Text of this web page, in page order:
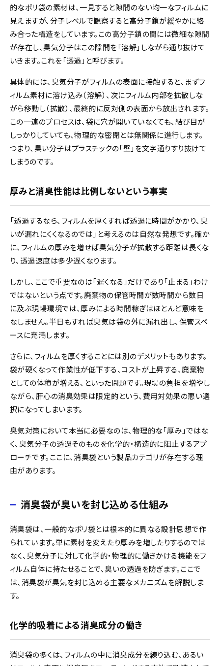
的なポリ袋の素材は、一見すると隙間のない均一なフィルムに
見えますが、分子レベルで観察すると高分子鎖が緩やかに絡
み合った構造をしています。この高分子鎖の間には微細な隙間
が存在し、臭気分子はこの隙間を「溶解」しながら通り抜けて
いきます。これを「透過」と呼びます。
具体的には、臭気分子がフィルムの表面に接触すると、まずフ
ィルム素材に溶け込み（溶解）、次にフィルム内部を拡散しな
がら移動し（拡散）、最終的に反対側の表面から放出されます。
この一連のプロセスは、袋に穴が開いていなくても、結び目が
しっかりしていても、物理的な密閉とは無関係に進行します。
つまり、臭い分子はプラスチックの「壁」を文字通りすり抜けて
しまうのです。
厚みと消臭性能は比例しないという事実
「透過するなら、フィルムを厚くすれば透過に時間がかかり、臭
いが漏れにくくなるのでは」と考えるのは自然な発想です。確か
に、フィルムの厚みを増せば臭気分子が拡散する距離は長くな
り、透過速度は多少遅くなります。
しかし、ここで重要なのは「遅くなる」だけであり「止まる」わけ
ではないという点です。廃棄物の保管時間が数時間から数日
に及ぶ現場環境では、厚みによる時間稼ぎはほとんど意味を
なしません。半日もすれば臭気は袋の外に漏れ出し、保管スペ
ースに充満します。
さらに、フィルムを厚くすることには別のデメリットもあります。
袋が硬くなって作業性が低下する、コストが上昇する、廃棄物
としての体積が増える、といった問題です。現場の負担を増やし
ながら、肝心の消臭効果は限定的という、費用対効果の悪い選
択になってしまいます。
臭気対策において本当に必要なのは、物理的な「厚み」ではな
く、臭気分子の透過そのものを化学的・構造的に阻止するアプ
ローチです。ここに、消臭袋という製品カテゴリが存在する理
由があります。
消臭袋が臭いを封じ込める仕組み
消臭袋は、一般的なポリ袋とは根本的に異なる設計思想で作
られています。単に素材を変えたり厚みを増したりするのでは
なく、臭気分子に対して化学的・物理的に働きかける機能をフ
ィルム自体に持たせることで、臭いの透過を防ぎます。ここで
は、消臭袋が臭気を封じ込める主要なメカニズムを解説しま
す。
化学的吸着による消臭成分の働き
消臭袋の多くは、フィルムの中に消臭成分を練り込む、あるい